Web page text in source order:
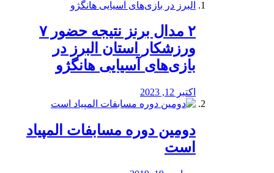
۲ مدال برنز نتیجه حضور ۷
ورزشکار استان البرز در
بازی‌های آسیایی هانگژو
اکتبر 12, 2023
دومین دوره مسابفات المپیاد
است